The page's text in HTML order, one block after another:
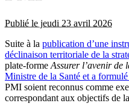
Publié le jeudi 23 avril 2026
Suite à la publication d’une
déclinaison territoriale de la
plate-forme Assurer l’avenir de
Ministre de la Santé et a
PMI soient reconnus comme
correspondant aux objectifs de